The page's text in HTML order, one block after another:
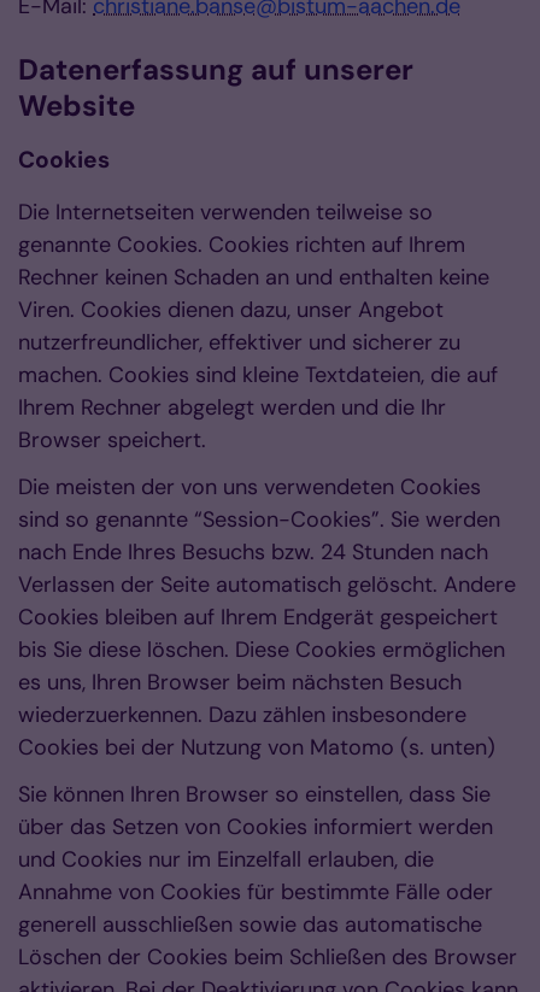
E-Mail: christiane.banse@bistum-aachen.de
Datenerfassung auf unserer
Website
Cookies
Die Internetseiten verwenden teilweise so
genannte Cookies. Cookies richten auf Ihrem
Rechner keinen Schaden an und enthalten keine
Viren. Cookies dienen dazu, unser Angebot
nutzerfreundlicher, effektiver und sicherer zu
machen. Cookies sind kleine Textdateien, die auf
Ihrem Rechner abgelegt werden und die Ihr
Browser speichert.
Die meisten der von uns verwendeten Cookies
sind so genannte “Session-Cookies”. Sie werden
nach Ende Ihres Besuchs bzw. 24 Stunden nach
Verlassen der Seite automatisch gelöscht. Andere
Cookies bleiben auf Ihrem Endgerät gespeichert
bis Sie diese löschen. Diese Cookies ermöglichen
es uns, Ihren Browser beim nächsten Besuch
wiederzuerkennen. Dazu zählen insbesondere
Cookies bei der Nutzung von Matomo (s. unten)
Sie können Ihren Browser so einstellen, dass Sie
über das Setzen von Cookies informiert werden
und Cookies nur im Einzelfall erlauben, die
Annahme von Cookies für bestimmte Fälle oder
generell ausschließen sowie das automatische
Löschen der Cookies beim Schließen des Browser